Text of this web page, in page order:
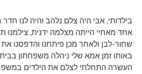
בילדותי, אבי היה צלם נלהב והיה לנו חדר
אחד מאחיי הייתה מצלמה ידנית, צילמנו
שחור-לבן ולאחר מכן פיתחנו והדפסנו את
באותו זמן אמא שלי ניהלה משפחתון
העשרה התחלתי לצלם את הילדים